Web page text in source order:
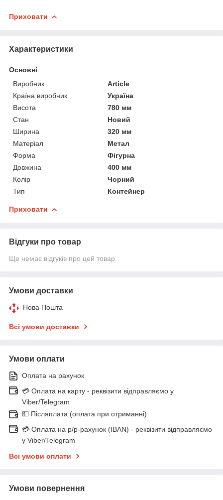
Приховати
Характеристики
Основні
Виробник
Article
Країна виробник
Україна
Висота
780 мм
Стан
Новий
Ширина
320 мм
Матеріал
Метал
Форма
Фігурна
Довжина
400 мм
Колір
Чорний
Тип
Контейнер
Приховати
Відгуки про товар
Ще немає відгуків про цей товар
Умови доставки
Нова Пошта
Всі умови доставки
Умови оплати
Оплата на рахунок
💳 Оплата на карту - реквізити відправляємо у
Viber/Telegram
💵 Післяплата (оплата при отриманні)
💳 Оплата на р/р-рахунок (IBAN) - реквізити відправляємо
у Viber/Telegram
Всі умови оплати
Умови повернення